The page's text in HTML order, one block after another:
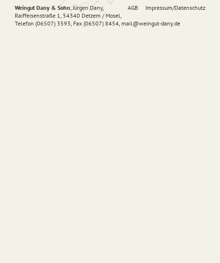
AGB Impressum/Datenschutz
Weingut Dany & Sohn, Jürgen Dany,
Raiffeisenstraße 1, 54340 Detzem / Mosel,
Telefon (06507) 3593, Fax (06507) 8454, mail@weingut-dany.de